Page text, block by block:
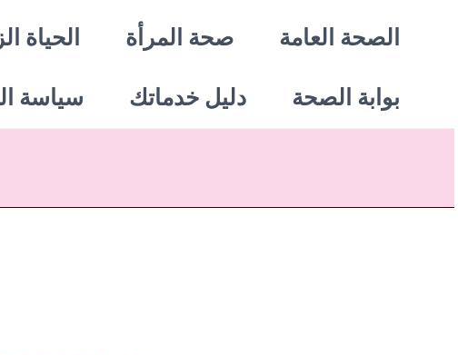
تخطيالصحة العامة صحة المرأة الحياة
بوابة الصحة دليل خدماتك سياسة